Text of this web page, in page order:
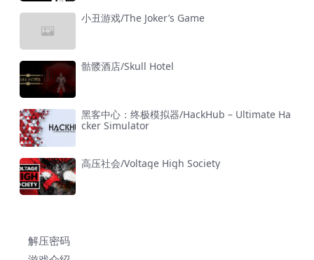
小丑游戏/The Joker’s Game
骷髅酒店/Skull Hotel
黑客中心：终极模拟器/HackHub – Ultimate Ha
cker Simulator
高压社会/Voltage High Society
解压密码